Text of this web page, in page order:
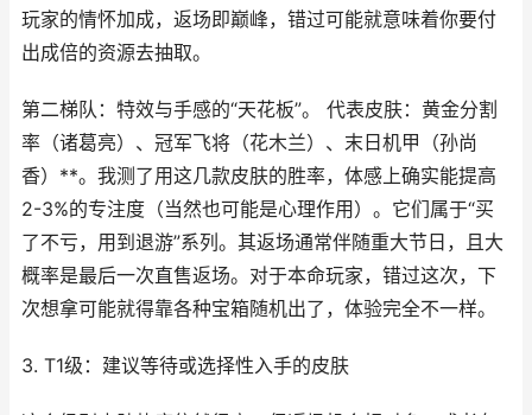
玩家的情怀加成，返场即巅峰，错过可能就意味着你要付
出成倍的资源去抽取。
第二梯队：特效与手感的“天花板”。 代表皮肤：黄金分割
率（诸葛亮）、冠军飞将（花木兰）、末日机甲（孙尚
香）**。我测了用这几款皮肤的胜率，体感上确实能提高
2-3%的专注度（当然也可能是心理作用）。它们属于“买
了不亏，用到退游”系列。其返场通常伴随重大节日，且大
概率是最后一次直售返场。对于本命玩家，错过这次，下
次想拿可能就得靠各种宝箱随机出了，体验完全不一样。
3. T1级：建议等待或选择性入手的皮肤